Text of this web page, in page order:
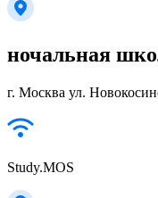
ночальная
г. Москва ул.
Study.MOS